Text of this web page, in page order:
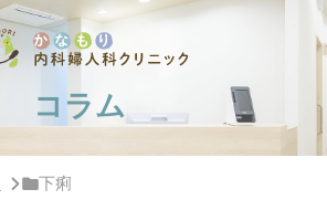
コラム
下痢